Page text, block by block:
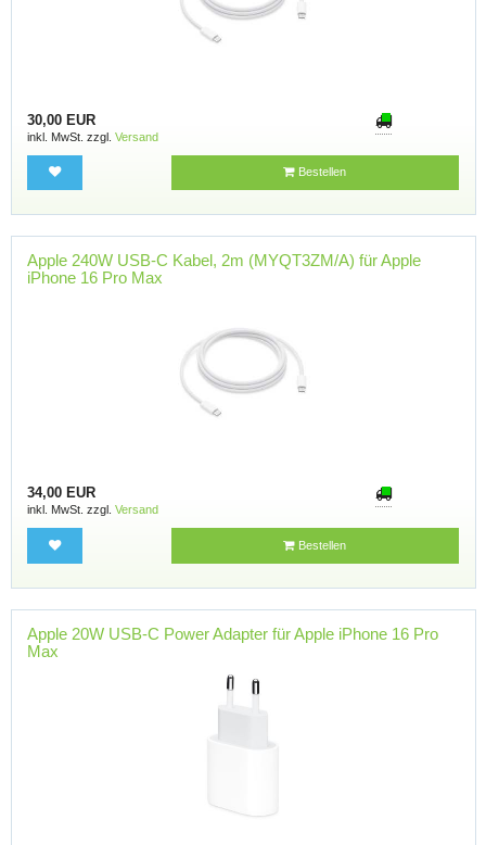
30,00 EUR
inkl. MwSt. zzgl. Versand
Bestellen
Apple 240W USB-C Kabel, 2m (MYQT3ZM/A) für Apple
iPhone 16 Pro Max
34,00 EUR
inkl. MwSt. zzgl. Versand
Bestellen
Apple 20W USB-C Power Adapter für Apple iPhone 16 Pro
Max